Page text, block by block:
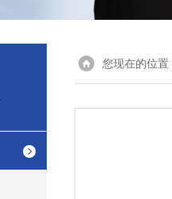
您现在的位置